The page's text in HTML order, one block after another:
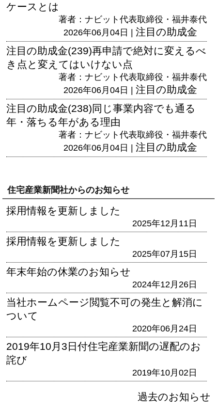
ケースとは
著者：ナビット代表取締役・福井泰代
2026年06月04日 | 注目の助成金
注目の助成金(239)再申請で絶対に変えるべ
き点と変えてはいけない点
著者：ナビット代表取締役・福井泰代
2026年06月04日 | 注目の助成金
注目の助成金(238)同じ事業内容でも通る
年・落ちる年がある理由
著者：ナビット代表取締役・福井泰代
2026年06月04日 | 注目の助成金
住宅産業新聞社からのお知らせ
採用情報を更新しました
2025年12月11日
採用情報を更新しました
2025年07月15日
年末年始の休業のお知らせ
2024年12月26日
当社ホームページ閲覧不可の発生と解消に
ついて
2020年06月24日
2019年10月3日付住宅産業新聞の遅配のお
詫び
2019年10月02日
過去のお知らせ